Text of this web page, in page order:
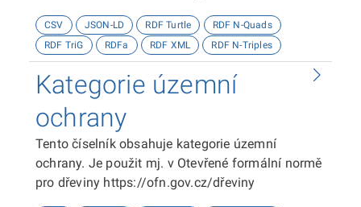
CSV JSON-LD RDF Turtle
RDF N-Quads
RDF TriG
RDFa RDF XML RDF N-Triples
Kategorie územní
ochrany
Tento číselník obsahuje kategorie územní
ochrany. Je použit mj. v Otevřené formální normě
pro dřeviny https://ofn.gov.cz/dřeviny